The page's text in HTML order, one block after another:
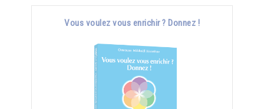
Vous voulez vous enrichir ? Donnez !